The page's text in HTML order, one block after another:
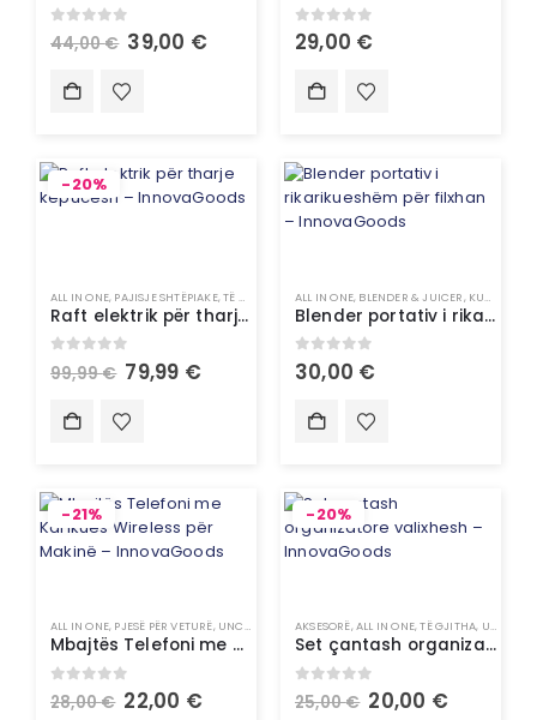
0 out of 5
44,00€ 39,00 € 0out of 5
29,00 €
-20%
ALL IN ONE, PAJISJE SHTËPIAKE,TË GJITHA UNCATEGORIZED
Raft elektrik për tharje këpucësh – InnovaGoods
out of 5
99,99€ 79,99 €
ALL IN ONE, BLENDER & JUICER, KUZHINË
Blender portativ i rikarikueshëm për filxhan – InnovaGoods
0 out of 5
30,00 €
-21%
ALL IN ONE, PJESË PËR VETURË, UNCATEGORIZED ,VETURË
Mbajtës Telefoni me Karikues Wireless për Makinë – InnovaGoods
0 out of 5
28,00€ 22,00 €
-20%
AKSESORË,ALL IN ONE,TË GJITHA, UNCATEGORIZED
Set çantash organizatore valixhesh – InnovaGoods
0out of 5
25,00€ 20,00 €